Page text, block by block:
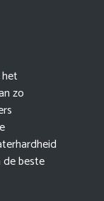
zo
de beste